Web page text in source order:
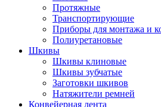
Протяжные
Транспортирующие
Приборы для монтажа и
Полиуретановые
Шкивы
Шкивы клиновые
Шкивы зубчатые
Заготовки шкивов
Натяжители ремней
Конвейерная лента